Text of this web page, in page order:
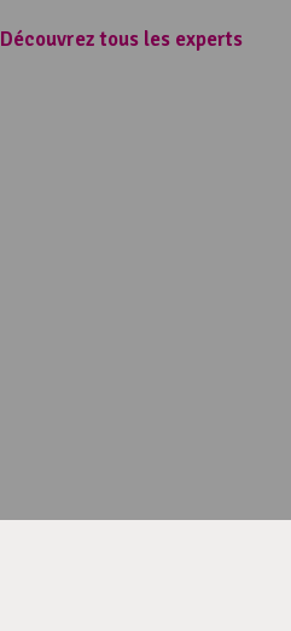
Découvrez tous les experts